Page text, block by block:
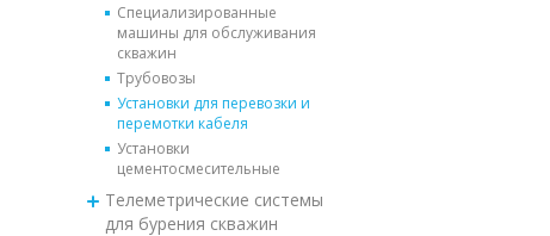
Специализированные
машины для обслуживания
скважин
Трубовозы
Установки для перевозки и
перемотки кабеля
Установки
цементосмесительные
Телеметрические системы
для бурения скважин